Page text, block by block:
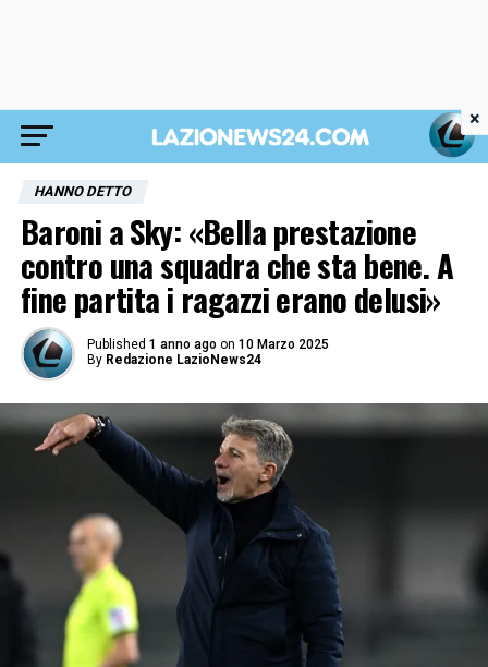
HANNO DETTO
Baroni a Sky: «Bella prestazione
contro una squadra che sta bene. A
fine partita i ragazzi erano delusi»
Published 1 anno ago on 10 Marzo 2025
By Redazione LazioNews24
×